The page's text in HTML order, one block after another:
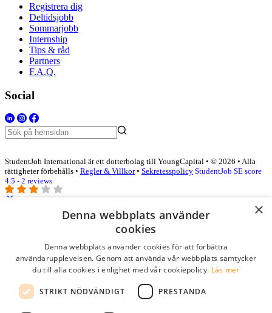
Registrera dig
Deltidsjobb
Sommarjobb
Internship
Tips & råd
Partners
F.A.Q.
Social
StudentJob International är ett dotterbolag till YoungCapital • © 2026 • Alla
rättigheter förbehålls • Regler & Villkor• Sekretesspolicy StudentJob SE score
4.5 - 2 reviews
Logga in som företag
Lösenord
kom ihåg mig
×
Denna webbplats använder
cookies
Denna webbplats använder cookies för att förbättra
användarupplevelsen. Genom att använda vår webbplats samtycker
du till alla cookies i enlighet med vår cookiepolicy. Läs mer
STRIKT NÖDVÄNDIGT PRESTANDA